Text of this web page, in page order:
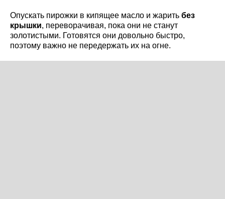
Опускать пирожки в кипящее масло и жарить без
крышки, переворачивая, пока они не станут
золотистыми. Готовятся они довольно быстро,
поэтому важно не передержать их на огне.